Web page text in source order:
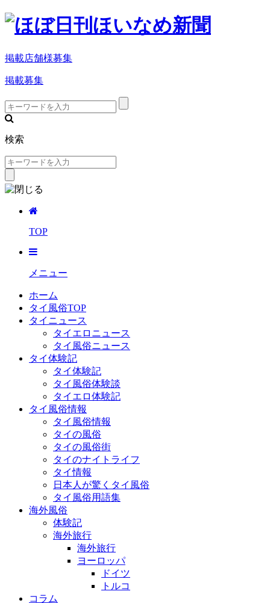
掲載店舗様募集
掲載募集
検索
TOP
メニュー
ホーム
タイ風俗TOP
タイニュース
タイエロニュース
タイ風俗ニュース
タイ体験記
タイ体験記
タイ風俗体験談
タイエロ体験記
タイ風俗情報
タイ風俗情報
タイの風俗
タイの風俗街
タイのナイトライフ
タイ情報
日本人が驚くタイ風俗
タイ風俗用語集
海外風俗
体験記
海外旅行
海外旅行
ヨーロッパ
ドイツ
トルコ
コラム